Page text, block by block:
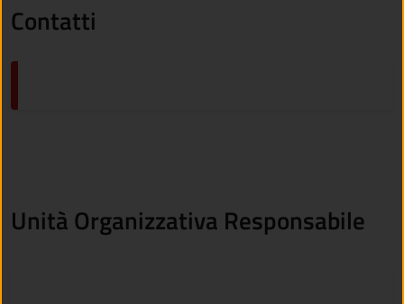
Contatti
Unità Organizzativa Responsabile